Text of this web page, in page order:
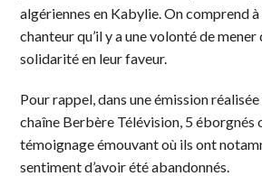
algériennes en Kabylie. On comprend à
chanteur qu’il y a une volonté de
solidarité en leur faveur.
Pour rappel, dans une émission
chaîne Berbère Télévision, 5 éborgnés
témoignage émouvant où ils ont
sentiment d’avoir été abandonnés.